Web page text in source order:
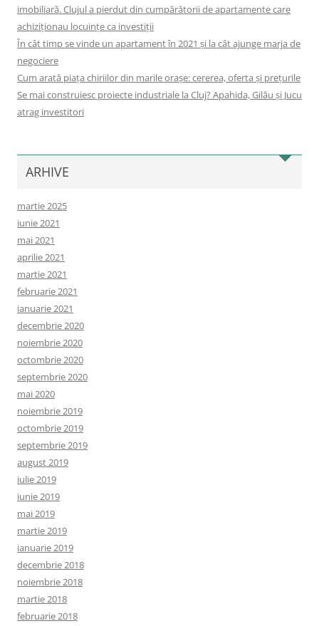
imobiliară. Clujul a pierdut din cumpărătorii de apartamente care
achiziționau locuințe ca investiții
În cât timp se vinde un apartament în 2021 și la cât ajunge marja de
negociere
Cum arată piața chiriilor din marile orașe: cererea, oferta și prețurile
Se mai construiesc proiecte industriale la Cluj? Apahida, Gilău și Jucu
atrag investitori
ARHIVE
martie 2025
iunie 2021
mai 2021
aprilie 2021
martie 2021
februarie 2021
ianuarie 2021
decembrie 2020
noiembrie 2020
octombrie 2020
septembrie 2020
mai 2020
noiembrie 2019
octombrie 2019
septembrie 2019
august 2019
iulie 2019
iunie 2019
mai 2019
martie 2019
ianuarie 2019
decembrie 2018
noiembrie 2018
martie 2018
februarie 2018